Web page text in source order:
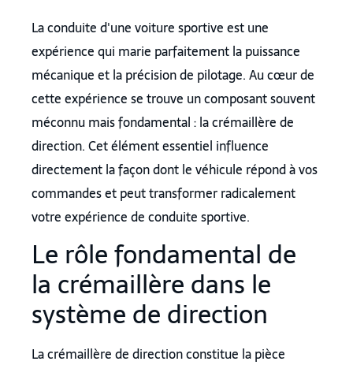
La conduite d'une voiture sportive est une
expérience qui marie parfaitement la puissance
mécanique et la précision de pilotage. Au cœur de
cette expérience se trouve un composant souvent
méconnu mais fondamental : la crémaillère de
direction. Cet élément essentiel influence
directement la façon dont le véhicule répond à vos
commandes et peut transformer radicalement
votre expérience de conduite sportive.
Le rôle fondamental de
la crémaillère dans le
système de direction
La crémaillère de direction constitue la pièce